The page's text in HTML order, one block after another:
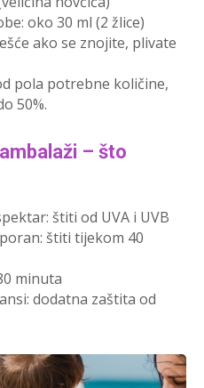
oko 30 ml (2 žlice)
ako se znojite, plivate
pola potrebne količine,
50%.
– što
štiti od UVA i UVB
štiti tijekom 40
minuta
dodatna zaštita od